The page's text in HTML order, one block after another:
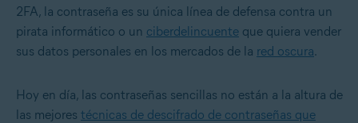
2FA, la contraseña es su única línea de defensa contra un
pirata informático o un ciberdelincuente que quiera vender
sus datos personales en los mercados de la red oscura.
Hoy en día, las contraseñas sencillas no están a la altura de
las mejores técnicas de descifrado de contraseñas que